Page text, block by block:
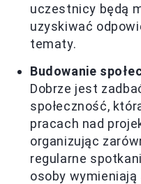
uczestnicy będą
uzyskiwać
tematy.
Budowanie
Dobrze jest
społeczność,
pracach nad
organizując
regularne
osoby wymieniają